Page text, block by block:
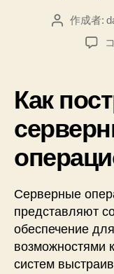
投
作成者:
の
Как
Серверные
представляют
обеспечение
возможностями
систем